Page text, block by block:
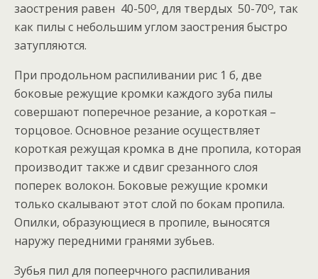
заострения равен 40-50ᴼ, для твердых 50-70ᴼ, так
как пилы с небольшим углом заострения быстро
затупляются.
При продольном распиливании рис 1 б, две
боковые режущие кромки каждого зуба пилы
совершают поперечное резание, а короткая –
торцовое. Основное резание осуществляет
короткая режущая кромка в дне пропила, которая
производит также и сдвиг срезанного слоя
поперек волокон. Боковые режущие кромки
только скалывают этот слой по бокам пропила.
Опилки, образующиеся в пропиле, выносятся
наружу передними гранями зубьев.
Зубья пил для попеерчного распиливания